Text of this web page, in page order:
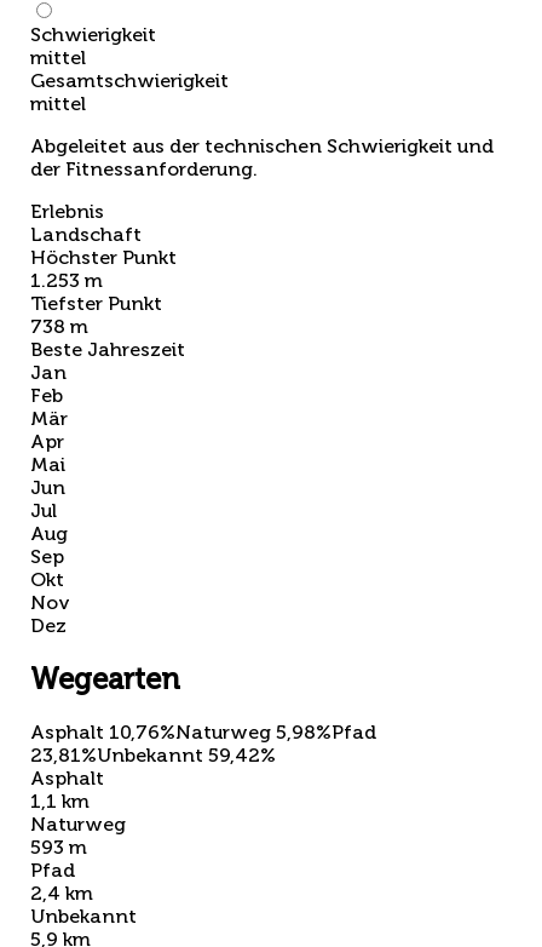
Schwierigkeit
mittel
Gesamtschwierigkeit
mittel
Abgeleitet aus der technischen Schwierigkeit und
der Fitnessanforderung.
Erlebnis
Landschaft
Höchster Punkt
1.253 m
Tiefster Punkt
738 m
Beste Jahreszeit
Jan
Feb
Mär
Apr
Mai
Jun
Jul
Aug
Sep
Okt
Nov
Dez
Wegearten
Asphalt 10,76%Naturweg 5,98%Pfad
23,81%Unbekannt 59,42%
Asphalt
1,1 km
Naturweg
593 m
Pfad
2,4 km
Unbekannt
5,9 km